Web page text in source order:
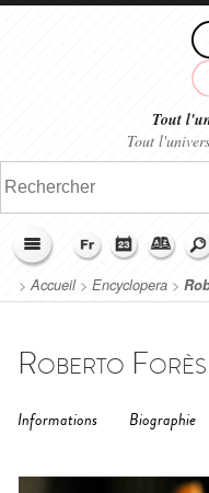
Tout
Tout
>Accueil> Encyclopera >
Roberto Forès
Informations Biographie